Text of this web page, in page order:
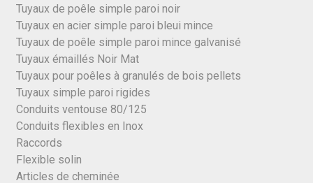
Tuyaux de poêle simple paroi noir
Tuyaux en acier simple paroi bleui mince
Tuyaux de poêle simple paroi mince galvanisé
Tuyaux émaillés Noir Mat
Tuyaux pour poêles à granulés de bois pellets
Tuyaux simple paroi rigides
Conduits ventouse 80/125
Conduits flexibles en Inox
Raccords
Flexible solin
Articles de cheminée